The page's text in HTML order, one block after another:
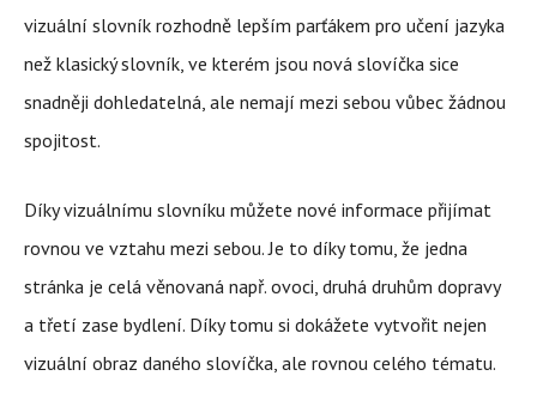
vizuální slovník rozhodně lepším parťákem pro učení jazyka
než klasický slovník, ve kterém jsou nová slovíčka sice
snadněji dohledatelná, ale nemají mezi sebou vůbec žádnou
spojitost.
Díky vizuálnímu slovníku můžete nové informace přijímat
rovnou ve vztahu mezi sebou. Je to díky tomu, že jedna
stránka je celá věnovaná např. ovoci, druhá druhům dopravy
a třetí zase bydlení. Díky tomu si dokážete vytvořit nejen
vizuální obraz daného slovíčka, ale rovnou celého tématu.